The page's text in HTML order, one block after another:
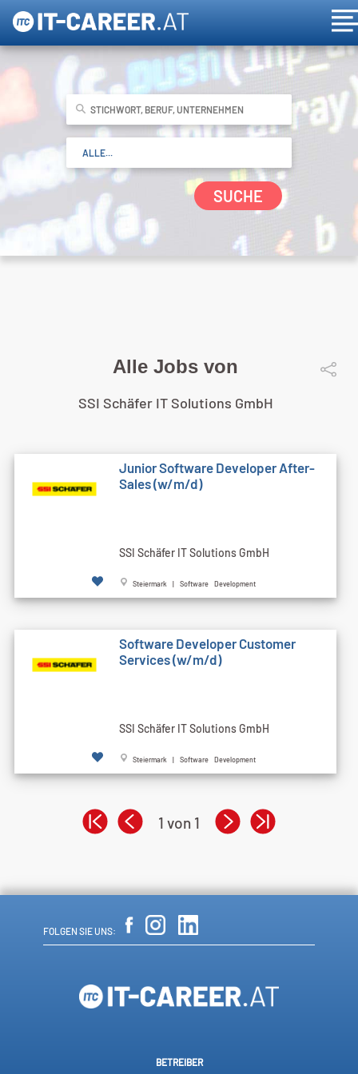
SUCHE
Alle Jobs von
SSI Schäfer IT Solutions GmbH
Junior Software Developer After-
Sales (w/m/d)
SSI Schäfer IT Solutions GmbH
Steiermark | Software Development
Software Developer Customer
Services (w/m/d)
SSI Schäfer IT Solutions GmbH
Steiermark | Software Development
1 von 1
FOLGEN SIE UNS:
BETREIBER